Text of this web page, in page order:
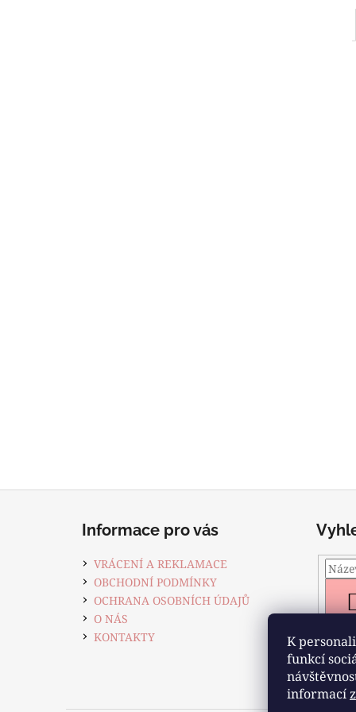
K
funkcí
informací
Informace pro vás
VRÁCENÍ A REKLAMACE
OBCHODNÍ PODMÍNKY
OCHRANA OSOBNÍCH ÚDAJŮ
O NÁS
KONTAKTY